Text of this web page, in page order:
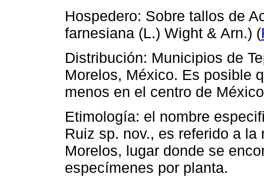
Hospedero: Sobre tallos de
farnesiana (L.) Wight & Arn.) (
Distribución: Municipios de
Morelos, México. Es posible
menos en el centro de
Etimología: el nombre
Ruiz sp. nov., es referido a
Morelos, lugar donde se
especímenes por planta.